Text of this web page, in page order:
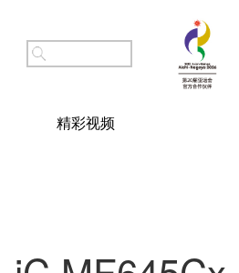
精彩视频